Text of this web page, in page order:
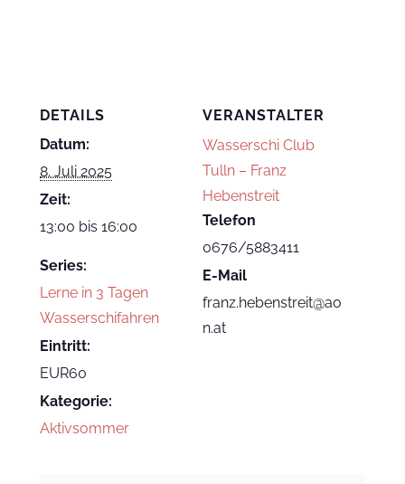
DETAILS
Datum:
8. Juli 2025
Zeit:
13:00 bis 16:00
Series:
Lerne in 3 Tagen
Wasserschifahren
Eintritt:
EUR60
Kategorie:
Aktivsommer
VERANSTALTER
Wasserschi Club
Tulln – Franz
Hebenstreit
Telefon
0676/5883411
E-Mail
franz.hebenstreit@ao
n.at